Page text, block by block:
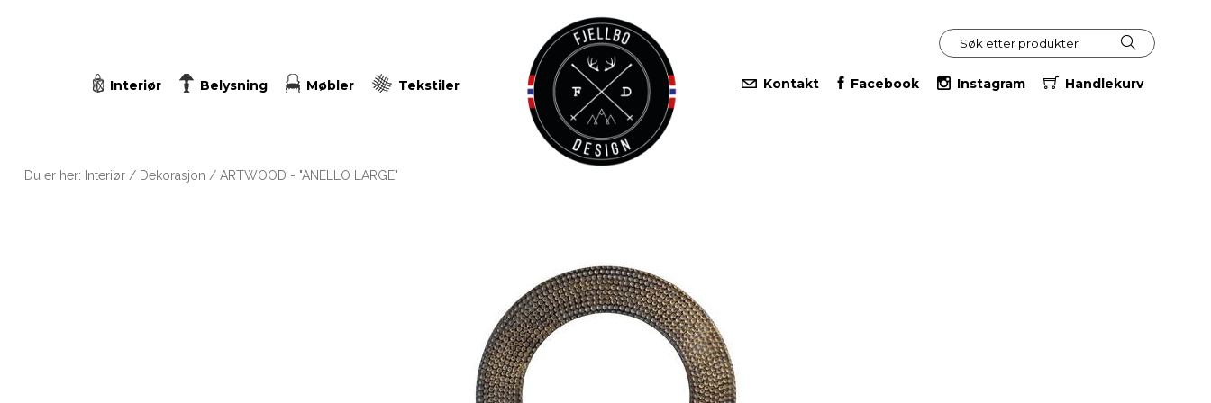
Interiør Belysning Møbler Tekstiler Kontakt Facebook Instagram Handlekurv
Du er her: Interiør/ Dekorasjon / ARTWOOD - "ANELLO LARGE"